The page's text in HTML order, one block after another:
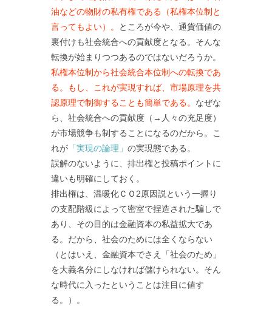
油などの物財の私有権である（私権本位制と
言ってもよい）。
ところが今や、通貨価値の
裏付けも社会統合への貢献度となる。そんな
転換が始まりつつあるのではないだろうか。
私権本位制から社会統合本位制への転換であ
る。もし、これが実現すれば、市場原理を共
認原理で制御することも簡単である。 なぜな
ら、社会統合への貢献度（→人々の充足度）
が市場競争も制することになるのだから。こ
れが 「実現の論理」 の実現態である。
誤解のないように、排出権と投稿ポイントに
違いも明確にしておく。
排出権は、温暖化ＣＯ2原因説という一握り
の支配階級によって密室で捏造された騙しで
あり、その目的は金融資本の私益拡大であ
る。だから、社会のためには全くならない
（とはいえ、金融資本でさえ「社会のため」
を大義名分にしなければ儲けられない。そん
な時代に入ったということは注目に値す
る。）。